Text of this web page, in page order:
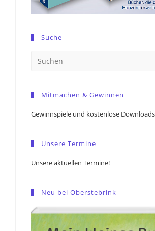
Suche
Mitmachen & Gewinnen
Gewinnspiele und kostenlose Downloads
Unsere Termine
Unsere aktuellen Termine!
Neu bei Oberstebrink